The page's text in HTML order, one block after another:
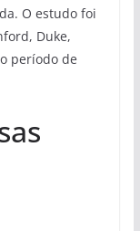
O estudo foi
Duke,
período de